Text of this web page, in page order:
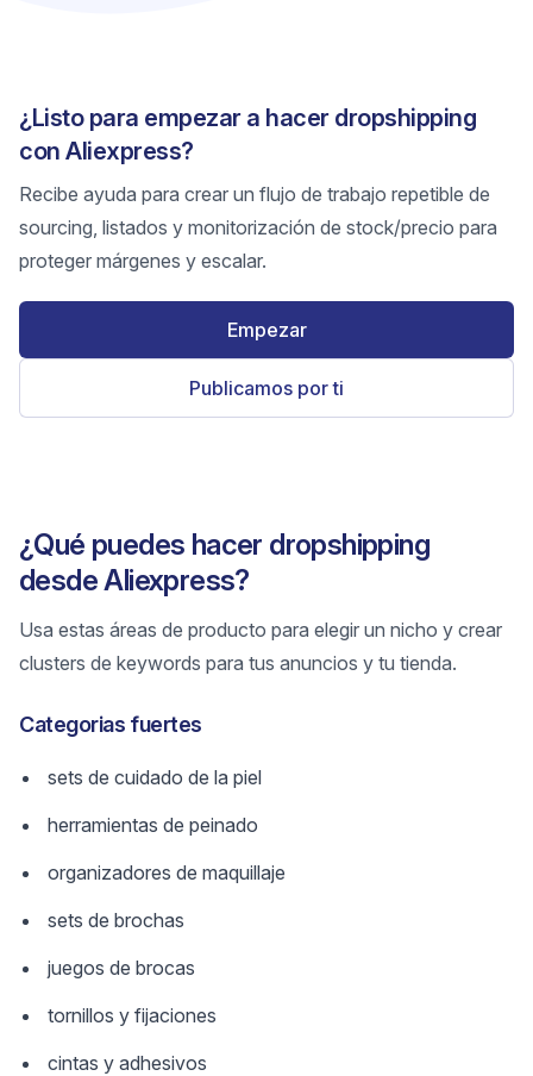
¿Listo para empezar a hacer dropshipping
con Aliexpress?
Recibe ayuda para crear un flujo de trabajo repetible de
sourcing, listados y monitorización de stock/precio para
proteger márgenes y escalar.
Empezar
Publicamos por ti
¿Qué puedes hacer dropshipping
desde Aliexpress?
Usa estas áreas de producto para elegir un nicho y crear
clusters de keywords para tus anuncios y tu tienda.
Categorias fuertes
sets de cuidado de la piel
herramientas de peinado
organizadores de maquillaje
sets de brochas
juegos de brocas
tornillos y fijaciones
cintas y adhesivos